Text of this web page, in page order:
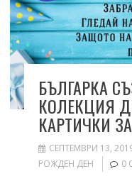
БЪЛГАРКА
КОЛЕКЦИЯ
КАРТИЧКИ
СЕПТЕМВРИ 13,
РОЖДЕН ДЕН
0